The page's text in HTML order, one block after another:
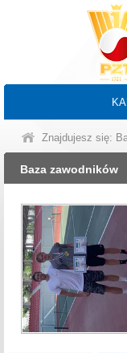
Znajdujesz się:
Baza zawodników